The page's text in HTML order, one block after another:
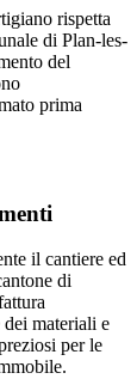
rispetta
di Plan-les-
del
prima
il cantiere ed
di
materiali e
per le